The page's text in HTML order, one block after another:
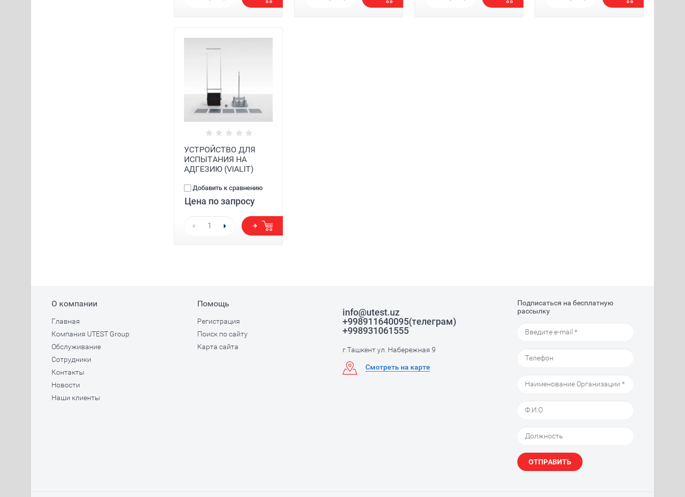
УСТРОЙСТВО ДЛЯ
ИСПЫТАНИЯ НА
АДГЕЗИЮ (VIALIT)
Добавить к сравнению
Цена по запросу
О компании
Главная
Компания UTEST Group
Обслуживание
Сотрудники
Контакты
Новости
Наши клиенты
Помощь
Регистрация
Поиск по сайту
Карта сайта
info@utest.uz
+998911640095(телеграм)
+998931061555
г.Ташкент ул. Набережная 9
Смотреть на карте
Подписаться на бесплатную
рассылку
ОТПРАВИТЬ